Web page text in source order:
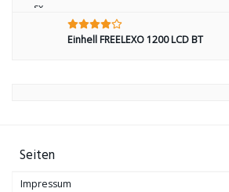
Einhell FREELEXO 1200 LCD BT
Seiten
Impressum